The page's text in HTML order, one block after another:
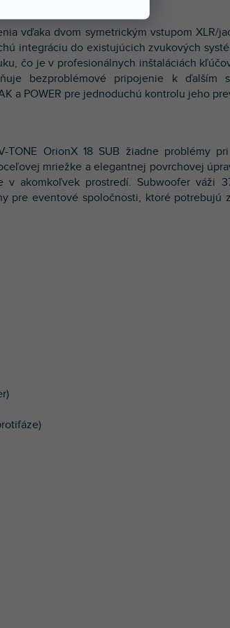
vďaka dvom symetrickým vstupom XLR/
integráciu do existujúcich zvukových
čo je v profesionálnych inštaláciách
bezproblémové pripojenie k ďalším
a POWER pre jednoduchú kontrolu jeho
TONE OrionX 18 SUB žiadne problémy
mriežke a elegantnej povrchovej
v akomkoľvek prostredí. Subwoofer váži
pre eventové spoločnosti, ktoré potrebujú